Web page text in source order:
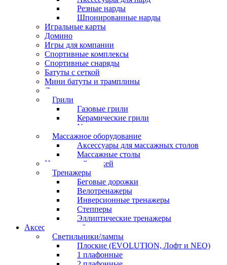
Резные нарды
Шпонированные нарды
Игральные карты
Домино
Игры для компании
Спортивные комплексы
Спортивные снаряды
Батуты с сеткой
Мини батуты и трамплины
Дартс
Грили
Газовые грили
Керамические грили
Угольные грили
Массажное оборудование
Аксессуары для массажных столов
Массажные столы
Настольный хоккей
Тренажеры
Беговые дорожки
Велотренажеры
Инверсионные тренажеры
Степперы
Эллиптические тренажеры
Аксессуары для бильярда
Светильники/лампы
Плоские (EVOLUTION, Лофт и NEO)
1 плафонные